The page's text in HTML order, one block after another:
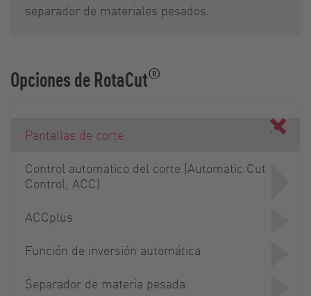
separador de materiales pesados.
Opciones de RotaCut®
Pantallas de corte
Control automatico del corte (Automatic Cut
Control, ACC)
ACCplus
Función de inversión automática
Separador de materia pesada